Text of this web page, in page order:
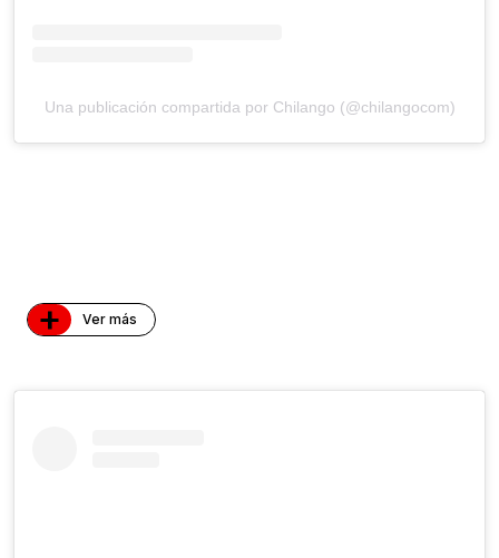
Una publicación compartida por Chilango (@chilangocom)
+ Ver más